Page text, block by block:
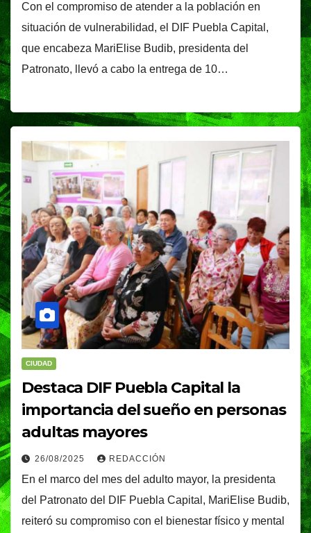
Con el compromiso de atender a la población en
situación de vulnerabilidad, el DIF Puebla Capital,
que encabeza MariElise Budib, presidenta del
Patronato, llevó a cabo la entrega de 10…
CIUDAD
Destaca DIF Puebla Capital la
importancia del sueño en personas
adultas mayores
26/08/2025 REDACCIÓN
En el marco del mes del adulto mayor, la presidenta
del Patronato del DIF Puebla Capital, MariElise Budib,
reiteró su compromiso con el bienestar físico y mental